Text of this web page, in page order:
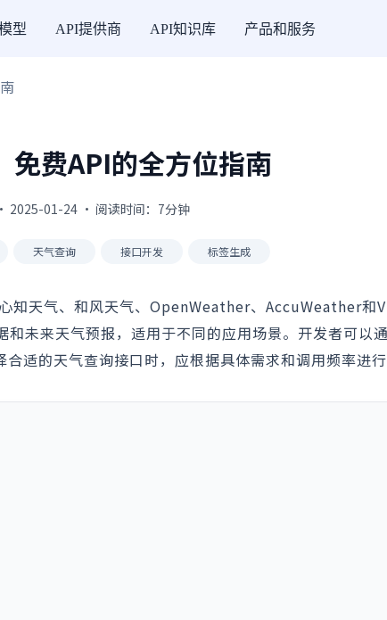
型 API提供商 API知识库 产品和服务
免费API的全方位指南
2025-01-24 · 阅读时间：7分钟
天气查询 接口开发 标签生成
知天气、和风天气、OpenWeather、AccuWeather和
未来天气预报，适用于不同的应用场景。开发者可以
适的天气查询接口时，应根据具体需求和调用频率进行